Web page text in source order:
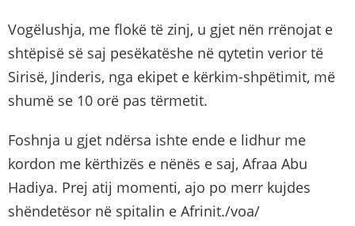
Vogëlushja, me flokë të zinj, u gjet nën rrënojat e
shtëpisë së saj pesëkatëshe në qytetin verior të
Sirisë, Jinderis, nga ekipet e kërkim-shpëtimit, më
shumë se 10 orë pas tërmetit.
Foshnja u gjet ndërsa ishte ende e lidhur me
kordon me kërthizës e nënës e saj, Afraa Abu
Hadiya. Prej atij momenti, ajo po merr kujdes
shëndetësor në spitalin e Afrinit./voa/